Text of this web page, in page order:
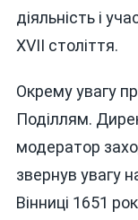
діяльність і
XVII століття.
Окрему увагу
Поділлям.
модератор
звернув увагу
Вінниці 1651